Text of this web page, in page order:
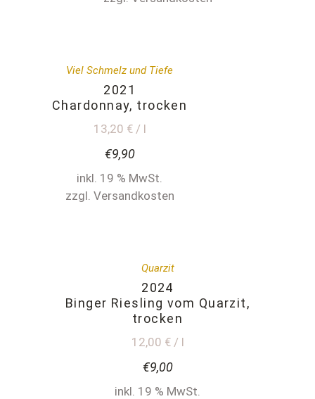
Viel Schmelz und Tiefe
2021
Chardonnay, trocken
13,20 € / l
€9,90
inkl. 19 % MwSt.
zzgl. Versandkosten
Quarzit
2024
Binger Riesling vom Quarzit,
trocken
12,00 € / l
€9,00
inkl. 19 % MwSt.